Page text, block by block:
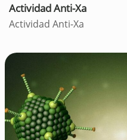
Actividad Anti-Xa
Actividad Anti-Xa